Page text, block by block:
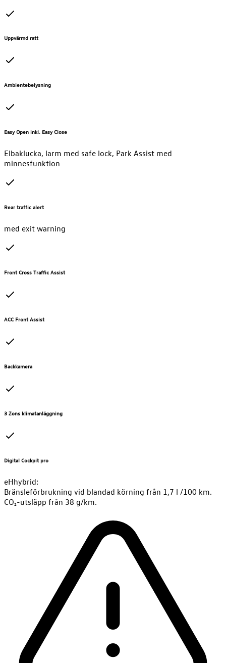
Uppvärmd ratt
Ambientebelysning
Easy Open inkl. Easy Close
Elbaklucka, larm med safe lock, Park Assist med
minnesfunktion
Rear traffic alert
med exit warning
Front Cross Traffic Assist
ACC Front Assist
Backkamera
3 Zons klimatanläggning
Digital Cockpit pro
eHhybrid:
Bränsleförbrukning vid blandad körning från 1,7 l /100 km.
CO₂-utsläpp från 38 g/km.